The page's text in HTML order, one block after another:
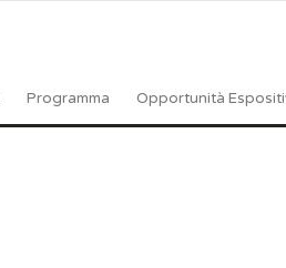
Programma Opportunità